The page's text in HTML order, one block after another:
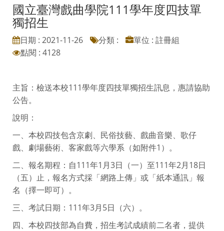
國立臺灣戲曲學院111學年度四技單
獨招生
日期 : 2021-11-26 分類 :
單位 : 註冊組
點閱 : 4128
主旨：檢送本校111學年度四技單獨招生訊息，惠請協助
公告。
說明：
一、本校四技包含京劇、民俗技藝、戲曲音樂、歌仔
戲、劇場藝術、客家戲等六學系（如附件1）。
二、報名期程：自111年1月3日（一）至111年2月18日
（五）止，報名方式採「網路上傳」或「紙本通訊」報
名（擇一即可）。
三、考試日期：111年3月5日（六）。
四、本校四技部為自費，招生考試成績前二名者，提供